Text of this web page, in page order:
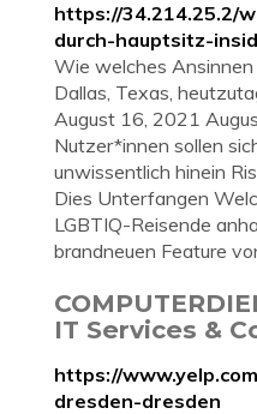
https://34.214.25.2/
durch-hauptsitz-
Wie welches
Dallas, Texas,
August 16, 2021
Nutzer*innen sollen
unwissentlich hinein
Dies Unterfangen
LGBTIQ-Reisende
brandneuen Feature
IT Services &
https://
dresden-dresden